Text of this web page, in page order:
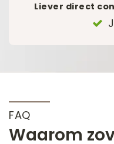
Liever direct
FAQ
Waarom